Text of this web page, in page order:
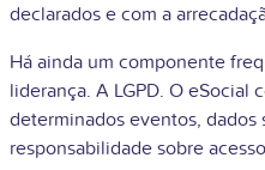
declarados e com a
Há ainda um componente
liderança. A LGPD. O eSocial
determinados eventos, dados
responsabilidade sobre